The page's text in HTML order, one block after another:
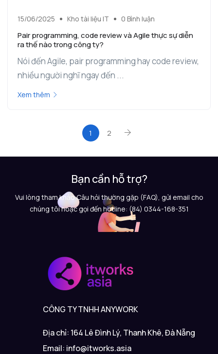
15/06/2025 Kho tài liệu IT 0 Bình luận
Pair programming, code review và Agile thực sự diễn
ra thế nào trong công ty?
Nói đến Agile, pair programming hay code review,
nhiều người nghĩ ngay đến ...
Xem thêm
1 2
Bạn cần hỗ trợ?
Vui lòng tham khảo Câu hỏi thường gặp (FAQ), gửi email cho
chúng tôi hoặc gọi đến hotline: (84) 0344-168-351
CÔNG TY TNHH ANYWORK
Địa chỉ: 164 Lê Đình Lý, Thanh Khê, Đà Nẵng
Email: info@itworks.asia